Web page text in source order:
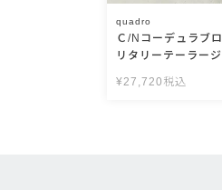
quadro
Ｃ/Nコーデュラブ
リタリーテーラー
¥27,720 税込